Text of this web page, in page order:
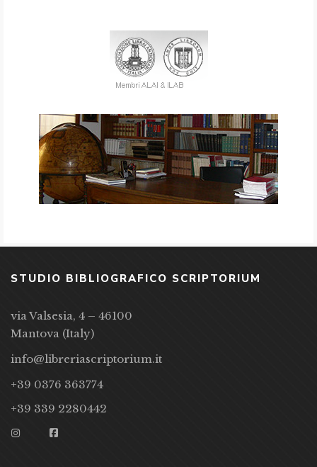
STUDIO BIBLIOGRAFICO SCRIPTORIUM
via Valsesia, 4 – 46100
Mantova (Italy)
info@libreriascriptorium.it
+39 0376 363774
+39 339 2280442